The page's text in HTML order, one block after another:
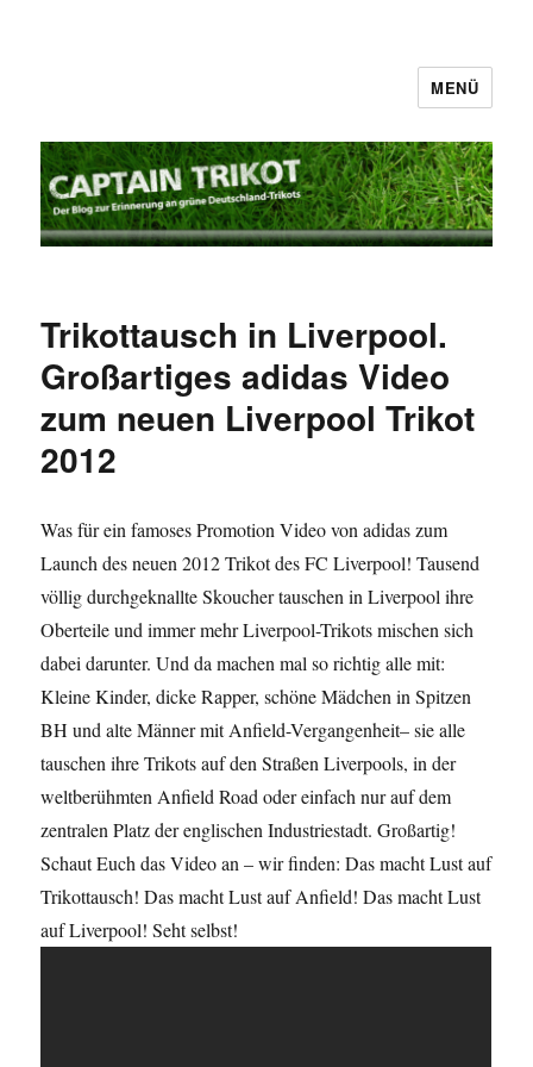
MENÜ
Trikottausch in Liverpool.
Großartiges adidas Video
zum neuen Liverpool Trikot
2012
Was für ein famoses Promotion Video von adidas zum
Launch des neuen 2012 Trikot des FC Liverpool! Tausend
völlig durchgeknallte Skoucher tauschen in Liverpool ihre
Oberteile und immer mehr Liverpool-Trikots mischen sich
dabei darunter. Und da machen mal so richtig alle mit:
Kleine Kinder, dicke Rapper, schöne Mädchen in Spitzen
BH und alte Männer mit Anfield-Vergangenheit– sie alle
tauschen ihre Trikots auf den Straßen Liverpools, in der
weltberühmten Anfield Road oder einfach nur auf dem
zentralen Platz der englischen Industriestadt. Großartig!
Schaut Euch das Video an – wir finden: Das macht Lust auf
Trikottausch! Das macht Lust auf Anfield! Das macht Lust
auf Liverpool! Seht selbst!